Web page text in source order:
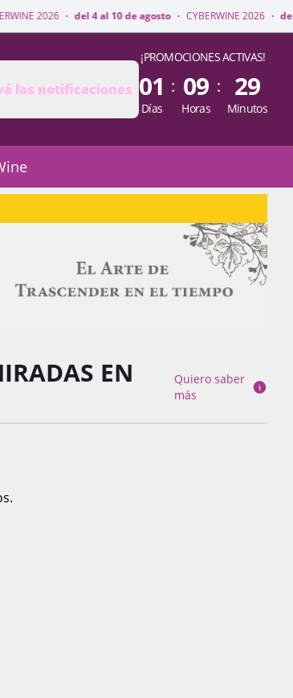
4 al 10 de agosto · CYBERWINE 2026 · del 4 al 10 de
las notificaciones
¡PROMOCIONES ACTIVAS!
01
Días
: 09
Horas
: 29
Minutos
EN
Quiero saber
más